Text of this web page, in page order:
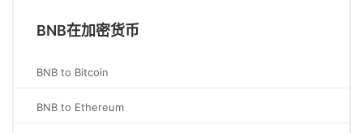
BNB在加密货币
BNB to Bitcoin
BNB to Ethereum